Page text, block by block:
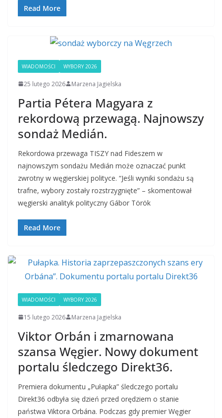
Read More
WIADOMOŚCI WYBORY 2026
25 lutego 2026 Marzena Jagielska
Partia Pétera Magyara z
rekordową przewagą. Najnowszy
sondaż Medián.
Rekordowa przewaga TISZY nad Fideszem w
najnowszym sondażu Medián może oznaczać punkt
zwrotny w węgierskiej polityce. “Jeśli wyniki sondażu są
trafne, wybory zostały rozstrzygnięte” – skomentował
węgierski analityk polityczny Gábor Török
Read More
WIADOMOŚCI WYBORY 2026
15 lutego 2026 Marzena Jagielska
Viktor Orbán i zmarnowana
szansa Węgier. Nowy dokument
portalu śledczego Direkt36.
Premiera dokumentu „Pułapka” śledczego portalu
Direkt36 odbyła się dzień przed orędziem o stanie
państwa Viktora Orbána. Podczas gdy premier Węgier